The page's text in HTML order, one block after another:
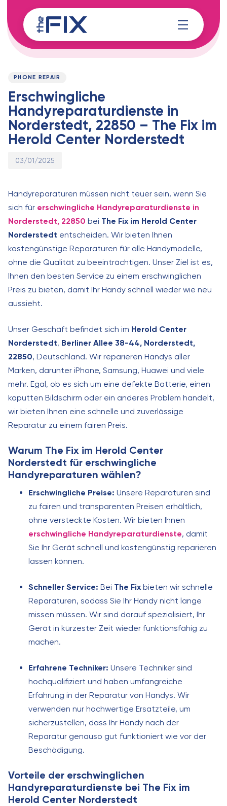
links
to
content
PUBLISHED
PHONE REPAIR
Erschwingliche
Handyreparaturdienste in
Norderstedt, 22850 – The Fix im
Herold Center Norderstedt
Published
03/01/2025
Handyreparaturen müssen nicht teuer sein, wenn Sie
sich für erschwingliche Handyreparaturdienste in
Norderstedt, 22850 bei The Fix im Herold Center
Norderstedt entscheiden. Wir bieten Ihnen
kostengünstige Reparaturen für alle Handymodelle,
ohne die Qualität zu beeinträchtigen. Unser Ziel ist es,
Ihnen den besten Service zu einem erschwinglichen
Preis zu bieten, damit Ihr Handy schnell wieder wie neu
aussieht.
Unser Geschäft befindet sich im Herold Center
Norderstedt, Berliner Allee 38-44, Norderstedt,
22850, Deutschland. Wir reparieren Handys aller
Marken, darunter iPhone, Samsung, Huawei und viele
mehr. Egal, ob es sich um eine defekte Batterie, einen
kaputten Bildschirm oder ein anderes Problem handelt,
wir bieten Ihnen eine schnelle und zuverlässige
Reparatur zu einem fairen Preis.
Warum The Fix im Herold Center
Norderstedt für erschwingliche
Handyreparaturen wählen?
Erschwingliche Preise: Unsere Reparaturen sind
zu fairen und transparenten Preisen erhältlich,
ohne versteckte Kosten. Wir bieten Ihnen
erschwingliche Handyreparaturdienste, damit
Sie Ihr Gerät schnell und kostengünstig reparieren
lassen können.
Schneller Service: Bei The Fix bieten wir schnelle
Reparaturen, sodass Sie Ihr Handy nicht lange
missen müssen. Wir sind darauf spezialisiert, Ihr
Gerät in kürzester Zeit wieder funktionsfähig zu
machen.
Erfahrene Techniker: Unsere Techniker sind
hochqualifiziert und haben umfangreiche
Erfahrung in der Reparatur von Handys. Wir
verwenden nur hochwertige Ersatzteile, um
sicherzustellen, dass Ihr Handy nach der
Reparatur genauso gut funktioniert wie vor der
Beschädigung.
Vorteile der erschwinglichen
Handyreparaturdienste bei The Fix im
Herold Center Norderstedt